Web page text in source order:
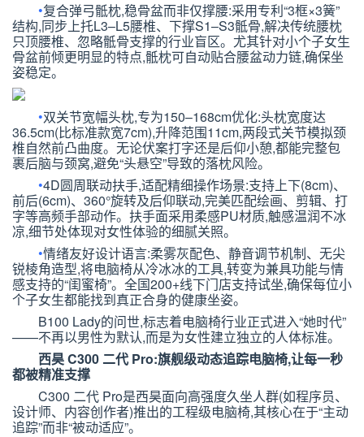
•复合弹弓骶枕,稳骨盆而非仅撑腰:采用专利“3框×3簧”
结构,同步上托L3–L5腰椎、下撑S1–S3骶骨,解决传统腰枕
只顶腰椎、忽略骶骨支撑的行业盲区。尤其针对小个子女生
骨盆前倾更明显的特点,骶枕可自动贴合腰盆动力链,确保坐
姿稳定。
•双关节宽幅头枕,专为150–168cm优化:头枕宽度达
36.5cm(比标准款宽7cm),升降范围11cm,两段式关节模拟颈
椎自然前凸曲度。无论伏案打字还是后仰小憩,都能完整包
裹后脑与颈窝,避免“头悬空”导致的落枕风险。
•4D圆周联动扶手,适配精细操作场景:支持上下(8cm)、
前后(6cm)、 360°旋转及后仰联动,完美匹配绘画、剪辑、打
字等高频手部动作。扶手面采用柔感PU材质,触感温润不冰
凉,细节处体现对女性体验的细腻关照。
•情绪友好设计语言:柔雾灰配色、静音调节机制、无尖
锐棱角造型,将电脑椅从冷冰冰的工具,转变为兼具功能与情
感支持的“闺蜜椅”。全国200+线下门店支持试坐,确保每位小
个子女生都能找到真正合身的健康坐姿。
B100 Lady的问世,标志着电脑椅行业正式进入“她时代”
——不再以男性为默认,而是为女性建立独立的人体标准。
西昊C300 二代Pro:旗舰级动态追踪电脑椅,让每一秒
都被精准支撑
C300 二代 Pro是西昊面向高强度久坐人群(如程序员、
设计师、内容创作者)推出的工程级电脑椅,其核心在于“主动
追踪”而非“被动适应”。